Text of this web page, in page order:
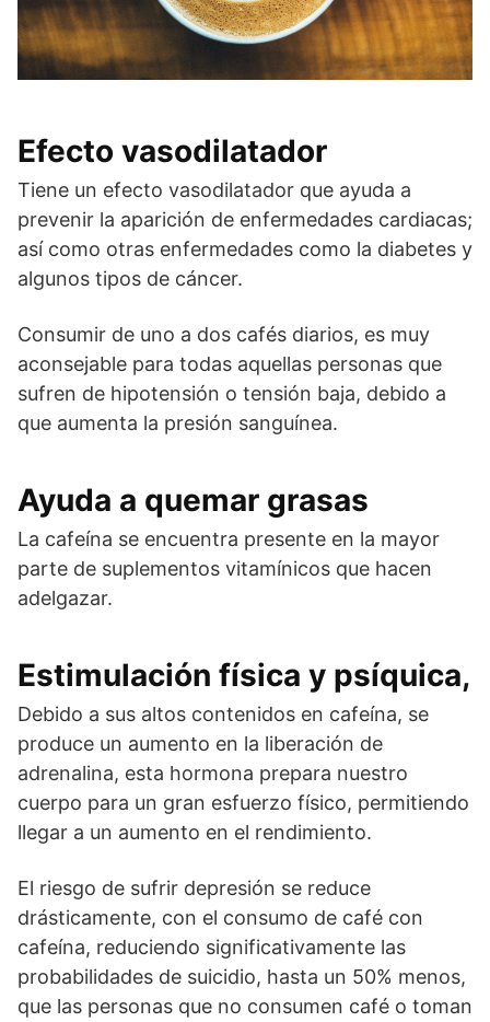
Efecto vasodilatador
Tiene un efecto vasodilatador que ayuda a
prevenir la aparición de enfermedades cardiacas;
así como otras enfermedades como la diabetes y
algunos tipos de cáncer.
Consumir de uno a dos cafés diarios, es muy
aconsejable para todas aquellas personas que
sufren de hipotensión o tensión baja, debido a
que aumenta la presión sanguínea.
Ayuda a quemar grasas
La cafeína se encuentra presente en la mayor
parte de suplementos vitamínicos que hacen
adelgazar.
Estimulación física y psíquica,
Debido a sus altos contenidos en cafeína, se
produce un aumento en la liberación de
adrenalina, esta hormona prepara nuestro
cuerpo para un gran esfuerzo físico, permitiendo
llegar a un aumento en el rendimiento.
El riesgo de sufrir depresión se reduce
drásticamente, con el consumo de café con
cafeína, reduciendo significativamente las
probabilidades de suicidio, hasta un 50% menos,
que las personas que no consumen café o toman